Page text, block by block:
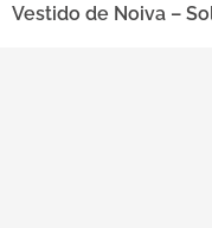
Vestido de Noiva –